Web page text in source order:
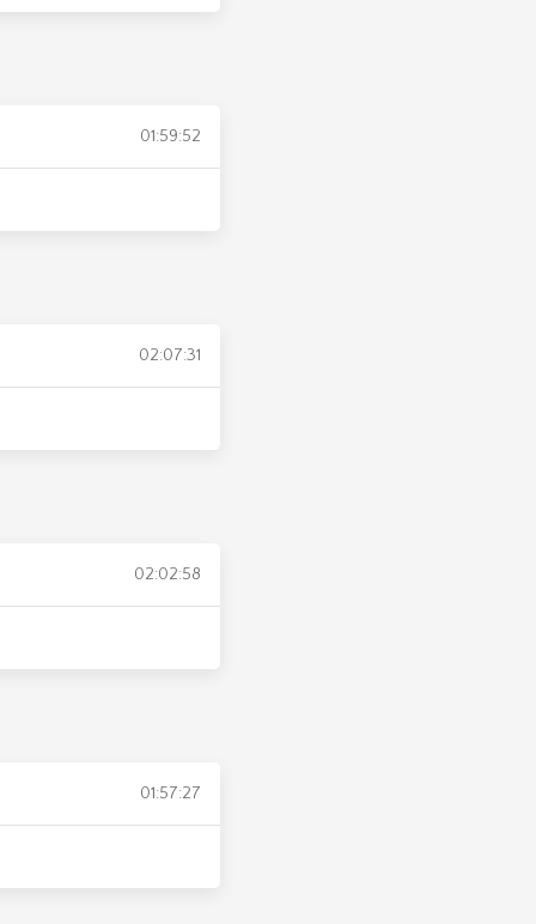
01:59:52
02:07:31
02:02:58
01:57:27